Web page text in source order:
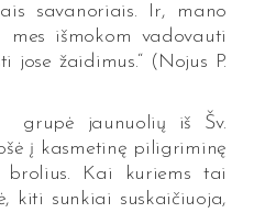
savanoriais. Ir, mano
išmokom vadovauti
jose žaidimus.“ (Nojus P.
grupė jaunuolių iš Šv.
į kasmetinę piligriminę
brolius. Kai kuriems tai
kiti sunkiai suskaičiuoja,